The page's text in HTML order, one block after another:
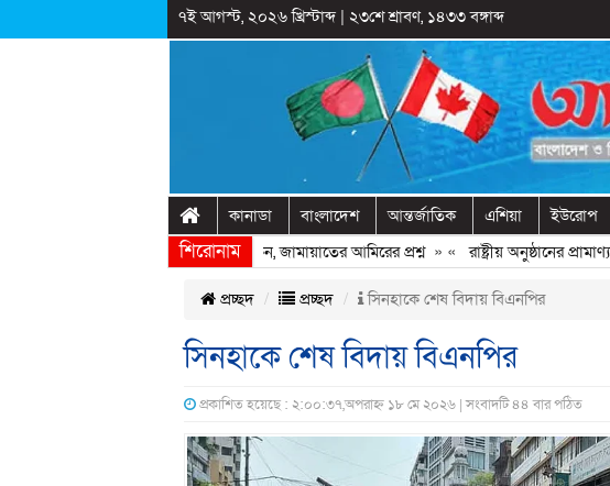
৭ই আগস্ট, ২০২৬ খ্রিস্টাব্দ| ২৩শে শ্রাবণ, ১৪৩৩ বঙ্গাব্দ
কানাডা বাংলাদেশ আন্তর্জাতিক এশিয়া ইউরোপ
শিরোনাম
ফিরিয়ে আনতে দেরি হচ্ছে কেন, জামায়াতের আমিরের প্রশ্ন» « রাষ্ট্রীয় অনুষ্ঠানের
প্রচ্ছদ প্রচ্ছদ সিনহাকে শেষ বিদায় বিএনপির
সিনহাকে শেষ বিদায় বিএনপির
প্রকাশিত হয়েছে : ২:০০:৩৭,অপরাহ্ন ১৮ মে ২০২৬ | সংবাদটি ৪৪ বার পঠিত